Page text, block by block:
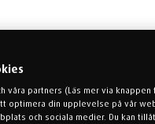
våra partners (Läs mer via
optimera din upplevelse på vår
och sociala medier. Du kan